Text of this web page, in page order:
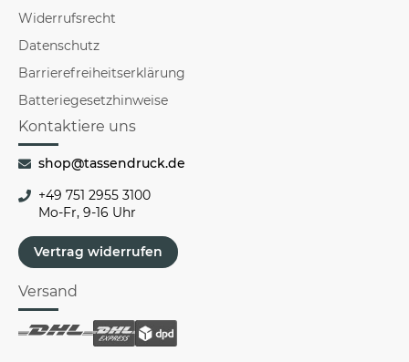
Widerrufsrecht
Datenschutz
Barrierefreiheitserklärung
Batteriegesetzhinweise
Kontaktiere uns
shop@tassendruck.de
+49 751 2955 3100
Mo-Fr, 9-16 Uhr
Vertrag widerrufen
Versand